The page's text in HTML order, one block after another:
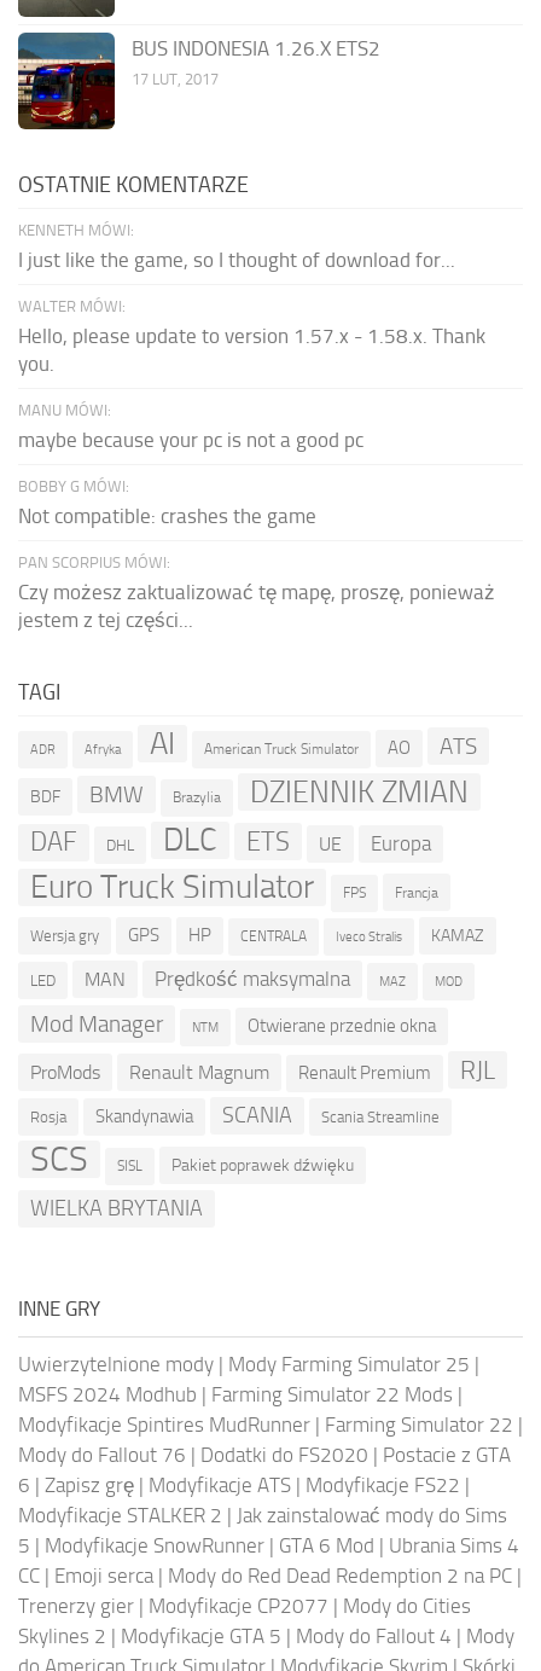
BUS INDONESIA 1.26.X ETS2
17 LUT, 2017
OSTATNIE KOMENTARZE
KENNETH MÓWI:
I just like the game, so I thought of download for...
WALTER MÓWI:
Hello, please update to version 1.57.x - 1.58.x. Thank
you.
MANU MÓWI:
maybe because your pc is not a good pc
BOBBY G MÓWI:
Not compatible: crashes the game
PAN SCORPIUS MÓWI:
Czy możesz zaktualizować tę mapę, proszę, ponieważ
jestem z tej części...
TAGI
ADR Afryka AI American Truck Simulator AO ATS
BDF BMW Brazylia DZIENNIK ZMIAN
DAF DHL DLC ETS UE Europa
Euro Truck Simulator FPS Francja
Wersja gry GPS HP CENTRALA Iveco Stralis KAMAZ
LED MAN Prędkość maksymalna MAZ MOD
Mod Manager NTM Otwierane przednie okna
ProMods Renault Magnum Renault Premium RJL
Rosja Skandynawia SCANIA Scania Streamline
SCS SISL Pakiet poprawek dźwięku
WIELKA BRYTANIA
INNE GRY
Uwierzytelnione mody | Mody Farming Simulator 25 |
MSFS 2024 Modhub | Farming Simulator 22 Mods |
Modyfikacje Spintires MudRunner | Farming Simulator 22 |
Mody do Fallout 76 | Dodatki do FS2020 | Postacie z GTA
6 | Zapisz grę | Modyfikacje ATS | Modyfikacje FS22 |
Modyfikacje STALKER 2 | Jak zainstalować mody do Sims
5 | Modyfikacje SnowRunner | GTA 6 Mod | Ubrania Sims 4
CC | Emoji serca | Mody do Red Dead Redemption 2 na PC |
Trenerzy gier | Modyfikacje CP2077 | Mody do Cities
Skylines 2 | Modyfikacje GTA 5 | Mody do Fallout 4 | Mody
do American Truck Simulator | Modyfikacje Skyrim | Skórki